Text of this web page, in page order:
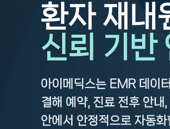
환자 재내
신뢰 기반
아이메딕스는 EMR 데이
결해 예약, 진료 전후 안
안에서 안정적으로 자동화